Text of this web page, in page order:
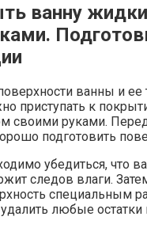
ванну
ванны и ее
приступать к
своими руками.
подготовить
убедиться, что
следов влаги.
специальным
любые